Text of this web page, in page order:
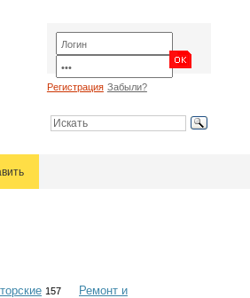
Регистрация Забыли?
157
Ремонт и